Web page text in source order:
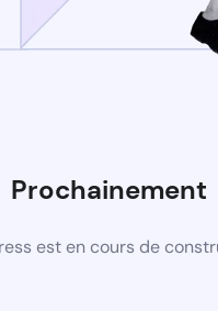
Prochainement
est en cours de